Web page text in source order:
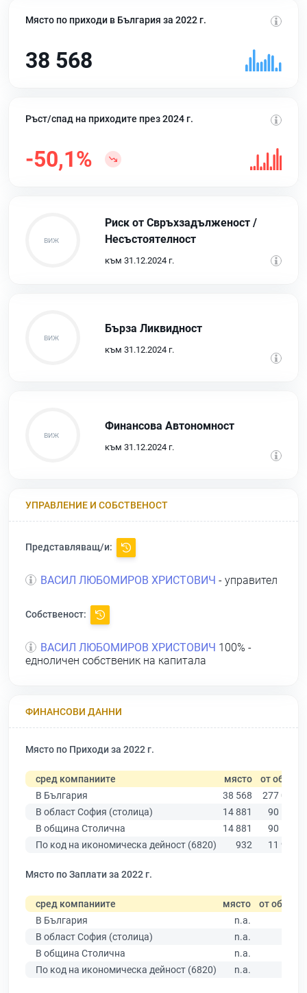
Място по приходи в България за 2022 г.
38 568
Ръст/спад на приходите през 2024 г.
-50,1%
Риск от Свръхзадълженост /
Несъстоятелност
към 31.12.2024 г.
Бърза Ликвидност
към 31.12.2024 г.
Финансова Автономност
към 31.12.2024 г.
УПРАВЛЕНИЕ И СОБСТВЕНОСТ
Представляващ/и:
ВАСИЛ ЛЮБОМИРОВ ХРИСТОВИЧ - управител
Собственост:
ВАСИЛ ЛЮБОМИРОВ ХРИСТОВИЧ 100% -
едноличен собственик на капитала
ФИНАНСОВИ ДАННИ
Място по Приходи за 2022 г.
сред компаниите място от общо
В България
38 568
277 019
В област София (столица)
14 881
90 178
В община Столична
14 881
90 178
По код на икономическа дейност (6820)
932 11 940
Място по Заплати за 2022 г.
сред компаниите място от общо
В България
n.a.
В област София (столица)
n.a.
В община Столична
n.a.
По код на икономическа дейност (6820)
n.a.